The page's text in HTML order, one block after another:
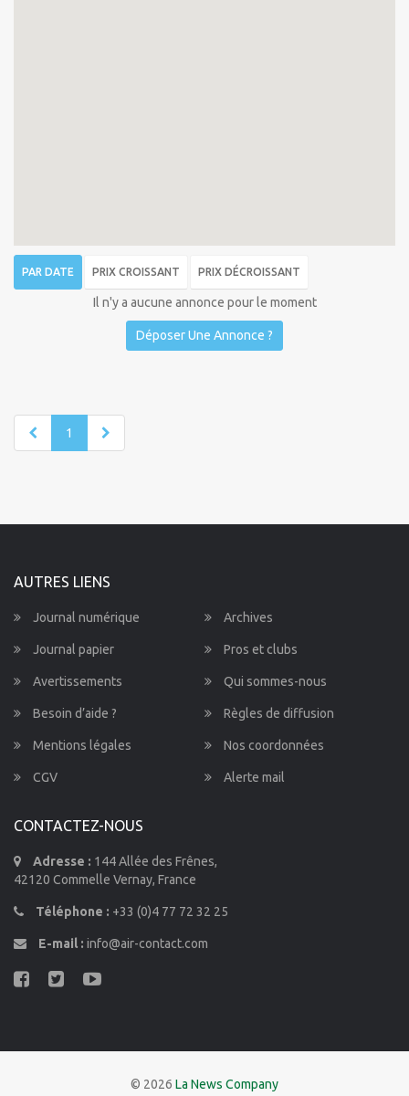
PAR DATE PRIX CROISSANT PRIX DÉCROISSANT
Il n'y a aucune annonce pour le moment
Déposer Une Annonce ?
1
AUTRES LIENS
Journal numérique Archives
Journal papier Pros et clubs
Avertissements Qui sommes-nous
Besoin d’aide ? Règles de diffusion
Mentions légales Nos coordonnées
CGV Alerte mail
CONTACTEZ-NOUS
Adresse : 144 Allée des Frênes,
42120 Commelle Vernay, France
Téléphone : +33 (0)4 77 72 32 25
E-mail : info@air-contact.com
© 2026 La News Company